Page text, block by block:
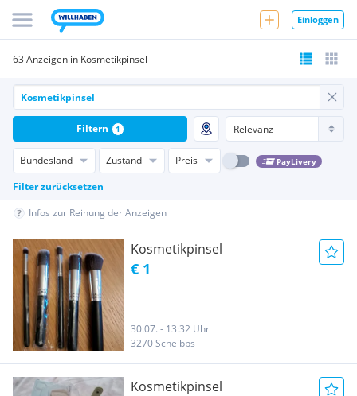
Einloggen
63 Anzeigen in Kosmetikpinsel
Bundesland Zustand Preis PayLivery
Filter zurücksetzen
Filtern 1
Infos zur Reihung der Anzeigen
Kosmetikpinsel
€ 1
30.07. - 13:32 Uhr
3270 Scheibbs
Kosmetikpinsel